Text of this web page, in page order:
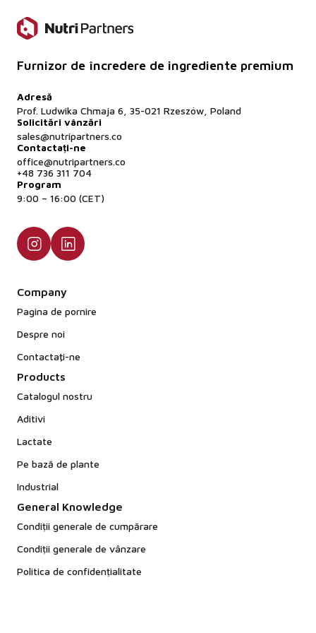
Furnizor de încredere de ingrediente premium
Adresă
Prof. Ludwika Chmaja 6, 35-021 Rzeszów, Poland
Solicitări vânzări
sales@nutripartners.co
Contactați-ne
office@nutripartners.co
+48 736 311 704
Program
9:00 – 16:00 (CET)
Company
Pagina de pornire
Despre noi
Contactaţi-ne
Products
Catalogul nostru
Aditivi
Lactate
Pe bază de plante
Industrial
General Knowledge
Condiții generale de cumpărare
Condiții generale de vânzare
Politica de confidențialitate